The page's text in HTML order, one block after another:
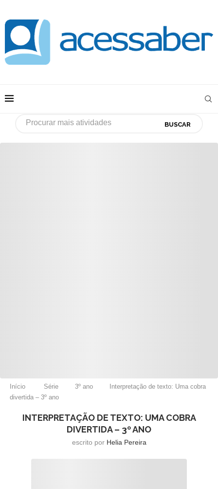
BUSCAR
Início Série 3º ano
Interpretação de texto: Uma cobra
divertida – 3º ano
INTERPRETAÇÃO DE TEXTO: UMA COBRA
DIVERTIDA – 3º ANO
escrito por Helia Pereira